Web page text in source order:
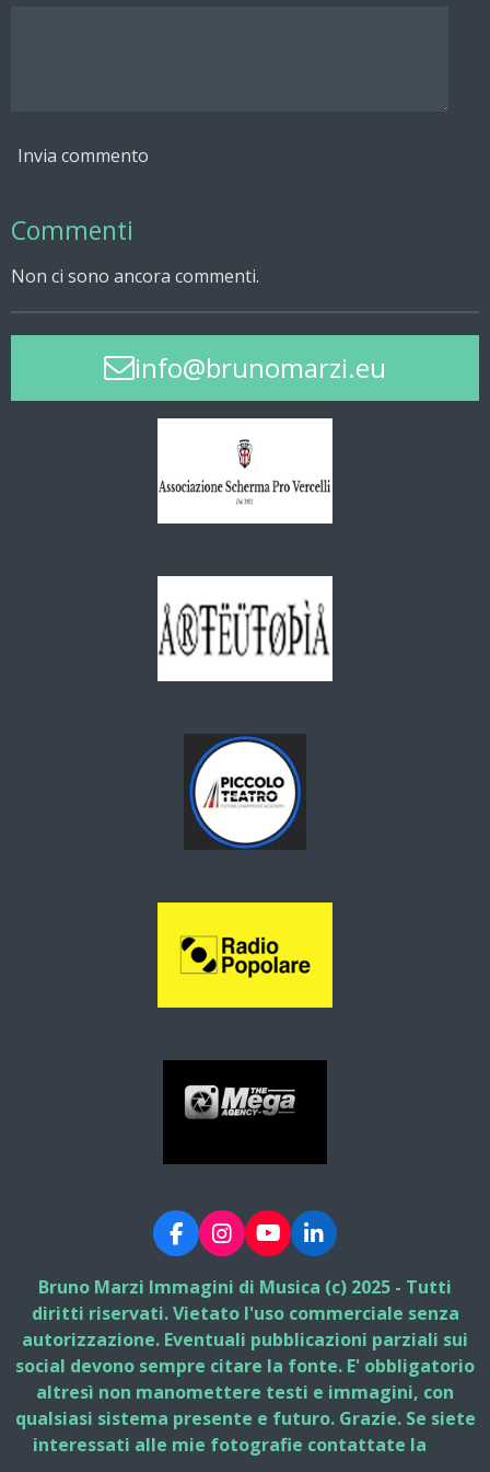
Invia commento
Commenti
Non ci sono ancora commenti.
info@brunomarzi.eu
F
a
c
e
b
o
o
k
I
n
s
t
a
g
r
a
m
Y
o
u
T
u
b
e
L
i
n
k
e
d
I
n
Bruno Marzi Immagini di Musica (c) 2025 - Tutti
diritti riservati. Vietato l'uso commerciale senza
autorizzazione. Eventuali pubblicazioni parziali sui
social devono sempre citare la fonte. E' obbligatorio
altresì non manomettere testi e immagini, con
qualsiasi sistema presente e futuro. Grazie. Se siete
interessati alle mie fotografie contattate la